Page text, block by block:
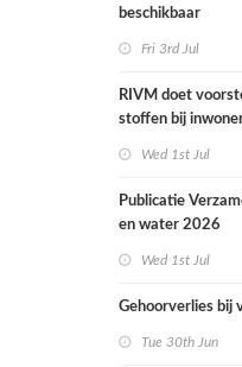
beschikbaar
Fri 3rd Jul
RIVM doet
stoffen bij
Wed 1st Jul
Publicatie
en water 2026
Wed 1st Jul
Gehoorverlies bij
Tue 30th Jun